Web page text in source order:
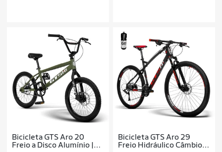
Bicicleta GTS Aro 20
Freio a Disco Alumínio |
Bicicleta GTS Aro 29
Freio Hidráulico Câmbio